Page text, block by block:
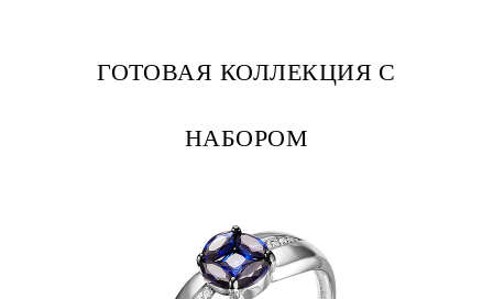
ГОТОВАЯ КОЛЛЕКЦИЯ С
НАБОРОМ